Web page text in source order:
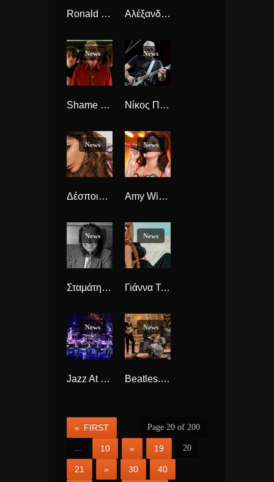
Ronald Levin Carter η ζωή του μπασίστα της τζάζ που έκανε τις περισσότερες ηχογραφήσεις στον Κόσμο. Αλέξανδρος Αντωνίου νέο Single “Ιχθύς”
News
Shame έρχονται τον Δεκέμβριο ξανά στην Αθήνα.
News
Νίκος Πορτοκάλογλου και Νίκος Σταμούλος κάνουν συναυλίες για τους πυρόπληκτους της Βόρειας Εύβοιας
News
Δέσποινα Βανδή “Ο Φίλος” νέο τραγούδι.
News
Amy Winehouse η νέα τηλεοπτική σειρά για τη ζωή της.
News
Σταμάτης Κόκοτας έφυγε από κοντά μας ο μεγάλος τραγουδιστής
News
Γιάννα Τερζή “Σελήνη” Νέο τραγούδι.
News
Jazz At Lincoln Center έρχεται η διάσημη ορχήστρα και παίζει την ιστορία της τζαζ στο Ηρώδειο.
News
Beatles. Ξανά κυκλοφορεί το Revolver τους, με ακυκλοφόρητο υλικό.
Page 20 of 200
« FIRST
... 10 « 19 20
21 » 30 40